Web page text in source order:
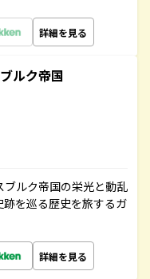
詳細を見る
ルク帝国
ブルク帝国の栄光と動乱
を巡る歴史を旅するガ
詳細を見る